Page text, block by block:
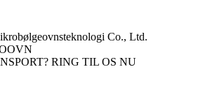
Co., Ltd.
RING TIL OS NU